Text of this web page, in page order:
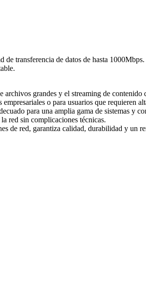
de datos de hasta
grandes y el streaming de
o para usuarios que requieren
para una amplia gama de sistemas y
red sin complicaciones técnicas.
de red, garantiza calidad, durabilidad y un